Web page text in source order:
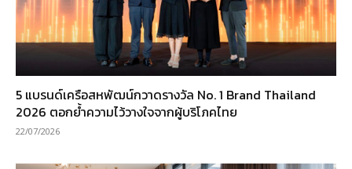
5 แบรนด์เครือสหพัฒน์กวาดรางวัล No. 1 Brand Thailand
2026 ตอกย้ำความไว้วางใจจากผู้บริโภคไทย
22/07/2026